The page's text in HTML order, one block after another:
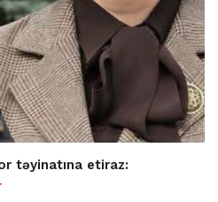
təyinatına etiraz: